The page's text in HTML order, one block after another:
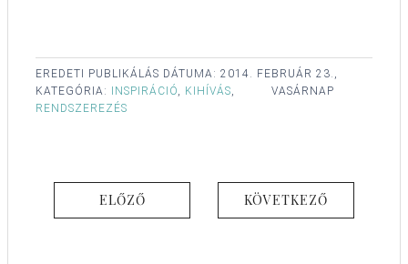
EREDETI PUBLIKÁLÁS DÁTUMA: 2014. FEBRUÁR 23.,
VASÁRNAP
KATEGÓRIA: INSPIRÁCIÓ, KIHÍVÁS,
RENDSZEREZÉS
ELŐZŐ KÖVETKEZŐ